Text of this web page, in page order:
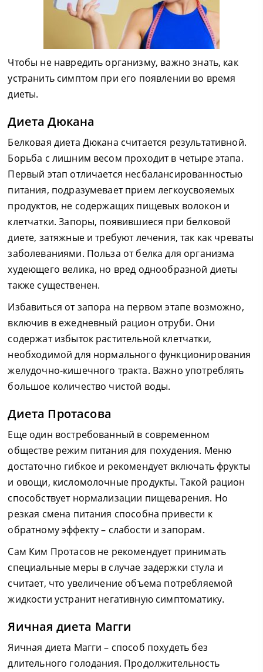
Чтобы не навредить организму, важно знать, как
устранить симптом при его появлении во время
диеты.
Диета Дюкана
Белковая диета Дюкана считается результативной.
Борьба с лишним весом проходит в четыре этапа.
Первый этап отличается несбалансированностью
питания, подразумевает прием легкоусвояемых
продуктов, не содержащих пищевых волокон и
клетчатки. Запоры, появившиеся при белковой
диете, затяжные и требуют лечения, так как чреваты
заболеваниями. Польза от белка для организма
худеющего велика, но вред однообразной диеты
также существенен.
Избавиться от запора на первом этапе возможно,
включив в ежедневный рацион отруби. Они
содержат избыток растительной клетчатки,
необходимой для нормального функционирования
желудочно-кишечного тракта. Важно употреблять
большое количество чистой воды.
Диета Протасова
Еще один востребованный в современном
обществе режим питания для похудения. Меню
достаточно гибкое и рекомендует включать фрукты
и овощи, кисломолочные продукты. Такой рацион
способствует нормализации пищеварения. Но
резкая смена питания способна привести к
обратному эффекту – слабости и запорам.
Сам Ким Протасов не рекомендует принимать
специальные меры в случае задержки стула и
считает, что увеличение объема потребляемой
жидкости устранит негативную симптоматику.
Яичная диета Магги
Яичная диета Магги – способ похудеть без
длительного голодания. Продолжительность